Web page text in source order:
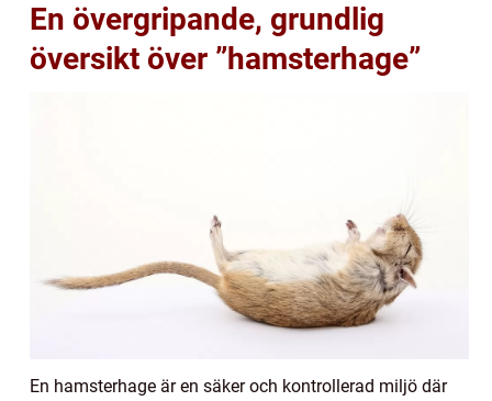
En övergripande, grundlig
översikt över ”hamsterhage”
En hamsterhage är en säker och kontrollerad miljö där